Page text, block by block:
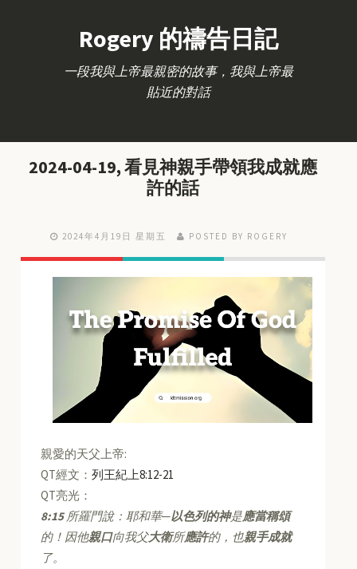
Rogery 的禱告日記
一段我與上帝最親密的故事，我與上帝最
貼近的對話
2024-04-19, 看見神親手帶領我成就應
許的話
2024年4月19日 星期五 POSTED BY ROGERY
親愛的天父上帝:
QT經文：列王紀上8:12-21
QT亮光：
8:15所羅門說：耶和華─以色列的神是應當稱頌
的！因他親口向我父大衛所應許的，也親手成就
了。